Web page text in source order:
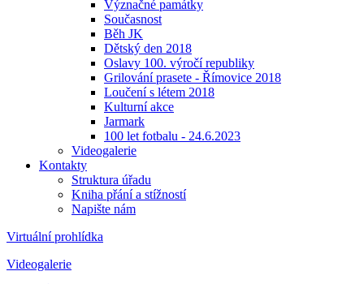
Význačné památky
Současnost
Běh JK
Dětský den 2018
Oslavy 100. výročí republiky
Grilování prasete - Římovice 2018
Loučení s létem 2018
Kulturní akce
Jarmark
100 let fotbalu - 24.6.2023
Videogalerie
Kontakty
Struktura úřadu
Kniha přání a stížností
Napište nám
Virtuální prohlídka
Videogalerie